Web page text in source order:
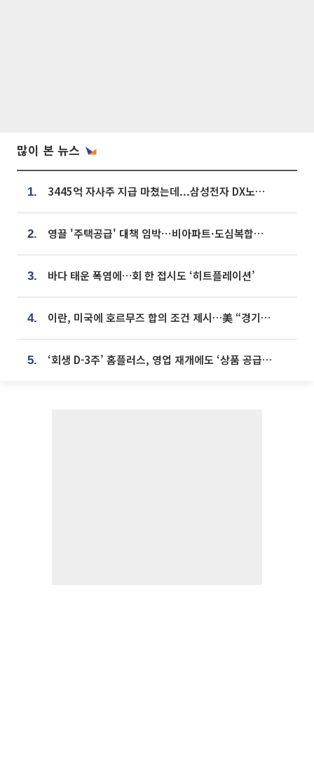
많이 본 뉴스
1. 3445억 자사주 지급 마쳤는데...삼성전자 DX노조, 뒤늦은 '떼쓰기 집회'
2. 영끌 '주택공급' 대책 임박⋯비아파트·도심복합까지 총동원
3. 바다 태운 폭염에…회 한 접시도 ‘히트플레이션’
4. 이란, 미국에 호르무즈 합의 조건 제시…美 “경기 아직 안 끝나” [종합]
5. ‘회생 D-3주’ 홈플러스, 영업 재개에도 ‘상품 공급망’ 복구가 생존 관건